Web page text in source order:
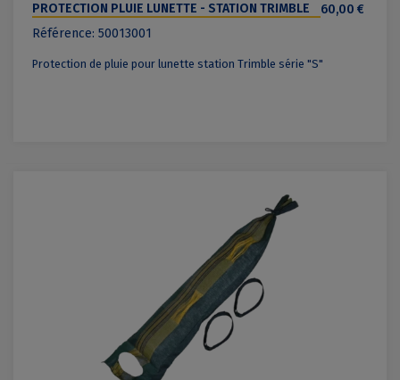
PROTECTION PLUIE LUNETTE - STATION TRIMBLE
SÉRIE "S"
60,00 €
Référence: 50013001
Protection de pluie pour lunette station Trimble série "S"